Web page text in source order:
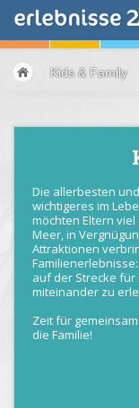
Kids & Family
Die allerbesten
wichtigeres im
möchten Eltern
Meer, in
Attraktionen
auf der Strecke für
miteinander zu
Zeit für
die Familie!